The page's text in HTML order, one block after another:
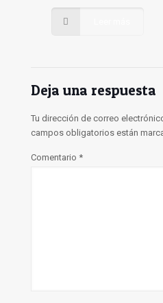
Deja una respuesta
Tu dirección de correo
campos obligatorios están
Comentario *